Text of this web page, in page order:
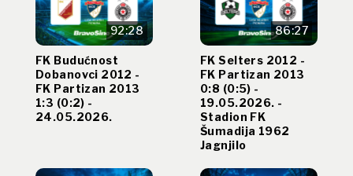
92:28
FK Budućnost
Dobanovci 2012 -
FK Partizan 2013
1:3 (0:2) -
24.05.2026.
86:27
FK Selters 2012 -
FK Partizan 2013
0:8 (0:5) -
19.05.2026. -
Stadion FK
Šumadija 1962
Jagnjilo